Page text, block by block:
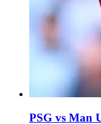
PSG vs Man